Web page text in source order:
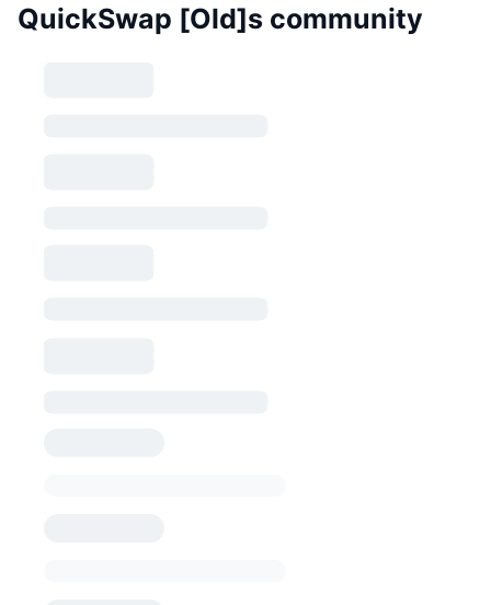
QuickSwap [Old]s community